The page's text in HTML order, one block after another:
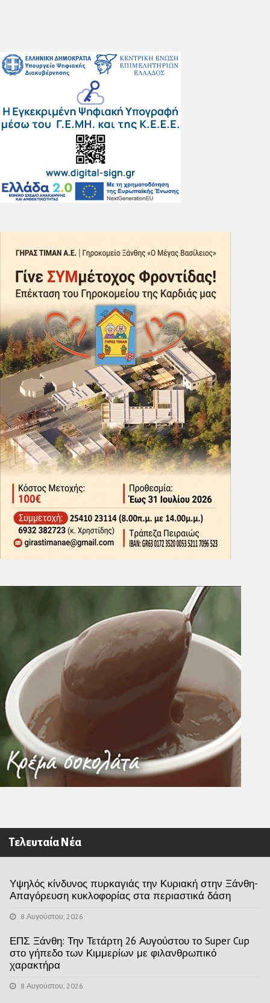
Τελευταία Νέα
Υψηλός κίνδυνος πυρκαγιάς την Κυριακή στην Ξάνθη-
Απαγόρευση κυκλοφορίας στα περιαστικά δάση
8 Αυγούστου, 2026
ΕΠΣ Ξάνθη: Την Τετάρτη 26 Αυγούστου το Super Cup
στο γήπεδο των Κιμμερίων με φιλανθρωπικό
χαρακτήρα
8 Αυγούστου, 2026